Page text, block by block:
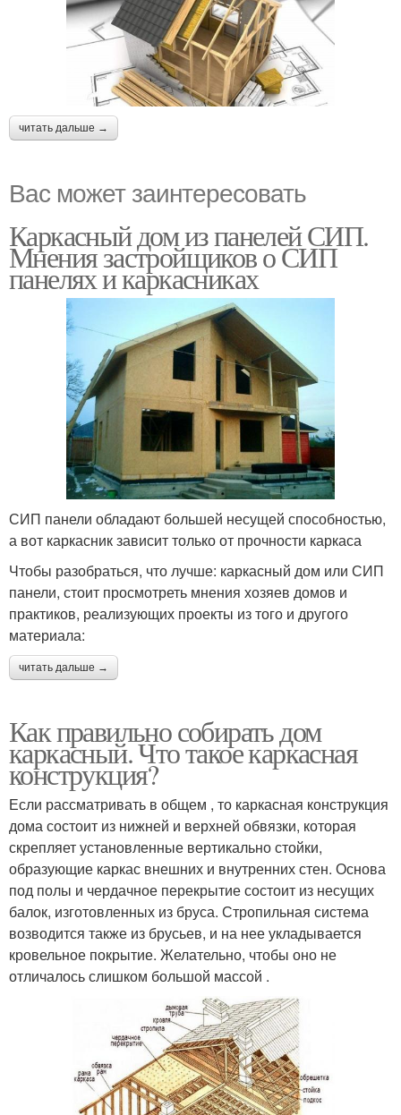
читать дальше →
Вас может заинтересовать
Каркасный дом из панелей СИП.
Мнения застройщиков о СИП
панелях и каркасниках
СИП панели обладают большей несущей способностью,
а вот каркасник зависит только от прочности каркаса
Чтобы разобраться, что лучше: каркасный дом или СИП
панели, стоит просмотреть мнения хозяев домов и
практиков, реализующих проекты из того и другого
материала:
читать дальше →
Как правильно собирать дом
каркасный. Что такое каркасная
конструкция?
Если рассматривать в общем , то каркасная конструкция
дома состоит из нижней и верхней обвязки, которая
скрепляет установленные вертикально стойки,
образующие каркас внешних и внутренних стен. Основа
под полы и чердачное перекрытие состоит из несущих
балок, изготовленных из бруса. Стропильная система
возводится также из брусьев, и на нее укладывается
кровельное покрытие. Желательно, чтобы оно не
отличалось слишком большой массой .